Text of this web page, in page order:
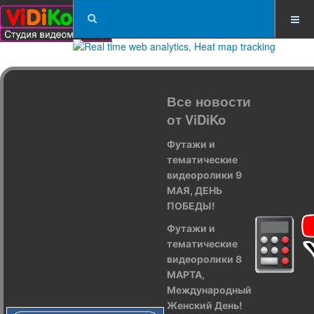
Все новости
от ViDiKo
Футажи и
тематические
видеоролики 9
МАЯ, ДЕНЬ
ПОБЕДЫ!
Футажи и
тематические
видеоролики 8
МАРТА,
Международный
Женский День!